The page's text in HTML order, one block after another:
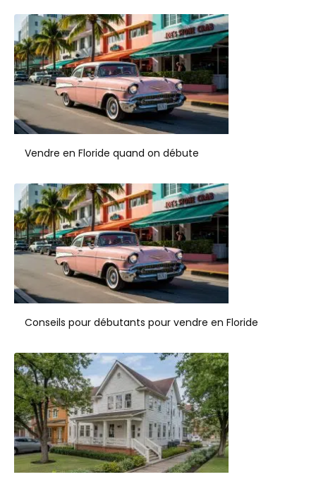
Vendre en Floride quand on débute
Conseils pour débutants pour vendre en Floride